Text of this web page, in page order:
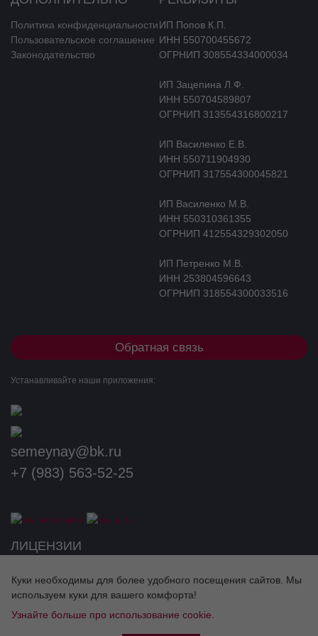
пиридилуксусной кислоты (основной метаболит) и
диметилбетагистина. 85–90 % выводится почками в виде 2-
пиридилуксусной кислоты в течение 24 ч.
Выведение бетагистина и диметилбетагистина почками
часть бетагистина и его метаболитов.
Лечение синдрома Меньера, характеризующегося
головокружением (сопровождающееся тошнотой и рвотой),
снижением слуха и шумом в ушах.
Противопоказания
Дефицит лактазы, непереносимость лактозы, глюкозо-
галактозная мальабсорбция.
С осторожностью
бронхиальная астма. Указанных больных следует регулярно
Применение при беременности
и в период грудного
вскармливания
период беременности и лактации. В связи с этим не
необходимо прекратить грудное вскармливание.
Способ применения и дозы
Препарат назначают внутрь, во время еды.
Политика конфиденциальности
Пользовательское соглашение
Законодательство
ИП Попов К.П.
ИНН 550700455672
ОГРНИП 308554334000034
ИП Зацепина Л.Ф.
ИНН 550704589807
ОГРНИП 313554316800217
ИП Василенко Е.В.
ИНН 550711904930
ОГРНИП 317554300045821
ИП Василенко М.В.
ИНН 550310361355
ОГРНИП 412554329302050
ИП Петренко М.В.
ИНН 253804596643
ОГРНИП 318554300033516
Обратная связь
Устанавливайте наши приложения:
semeynay@bk.ru
+7 (983) 563-52-25
ЛИЦЕНЗИИ
Куки необходимы для более удобного посещения сайтов. Мы
используем куки для вашего комфорта!
Узнайте больше про использование cookie.